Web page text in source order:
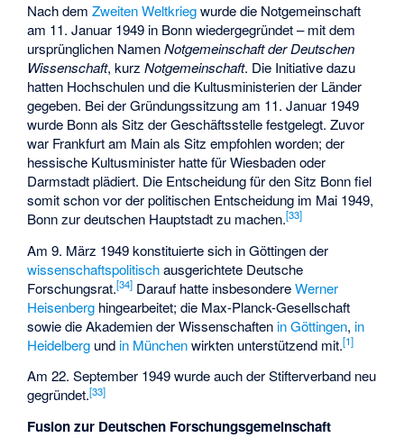
Nach demZweiten Weltkriegwurde die Notgemeinschaft
am 11. Januar 1949 in Bonn wiedergegründet – mit dem
ursprünglichen NamenNotgemeinschaft der Deutschen
Wissenschaft, kurzNotgemeinschaft. Die Initiative dazu
hatten Hochschulen und die Kultusministerien der Länder
gegeben. Bei der Gründungssitzung am 11. Januar 1949
wurde Bonn als Sitz der Geschäftsstelle festgelegt. Zuvor
war Frankfurt am Main als Sitz empfohlen worden; der
hessische Kultusminister hatte für Wiesbaden oder
Darmstadt plädiert. Die Entscheidung für den Sitz Bonn fiel
somit schon vor der politischen Entscheidung im Mai 1949,
Bonn zur deutschen Hauptstadt zu machen.[33]
Am 9. März 1949 konstituierte sich in Göttingen der
wissenschaftspolitischausgerichtete Deutsche
Forschungsrat.[34] Darauf hatte insbesondereWerner
Heisenberg hingearbeitet; die Max-Planck-Gesellschaft
sowie die Akademien der Wissenschaften in Göttingen, in
Heidelberg und in Münchenwirkten unterstützend mit.[1]
Am 22. September 1949 wurde auch der Stifterverband neu
gegründet.[33]
Fusion zur Deutschen Forschungsgemeinschaft